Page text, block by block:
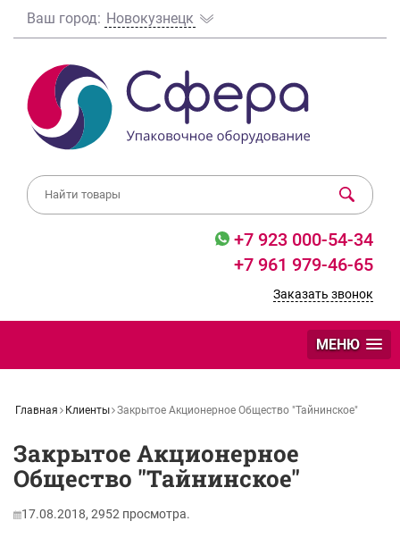
Ваш город: Новокузнецк
+7 923 000-54-34
+7 961 979-46-65
Заказать звонок
МЕНЮ
Главная Клиенты Закрытое Акционерное Общество "Тайнинское"
Закрытое Акционерное
Общество "Тайнинское"
17.08.2018, 2952 просмотра.